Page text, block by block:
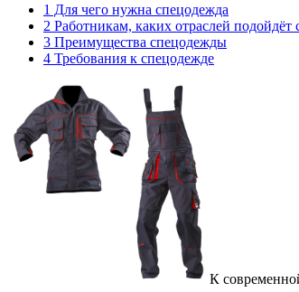
1 Для чего нужна спецодежда
2 Работникам, каких отраслей подойдёт
3 Преимущества спецодежды
4 Требования к спецодежде
К